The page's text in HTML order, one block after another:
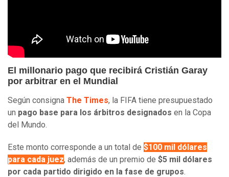
El millonario pago que recibirá Cristián Garay
por arbitrar en el Mundial
Según consigna The Times, la FIFA tiene presupuestado
un pago base para los árbitros designados en la Copa
del Mundo.
Este monto corresponde a un total de $100 mil dólares
para cada juez, además de un premio de $5 mil dólares
por cada partido dirigido en la fase de grupos.